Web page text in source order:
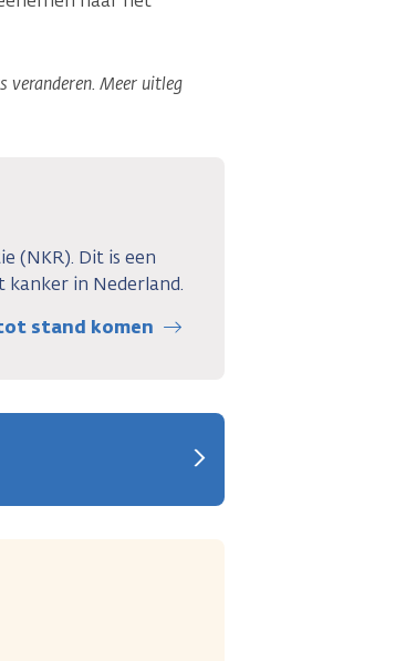
veranderen. Meer uitleg
(NKR). Dit is een
in Nederland.
stand komen